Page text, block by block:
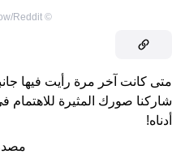
©
Reddit
متى كانت آخر مرة رأيت فيها
شاركنا صورك المثيرة للاهتمام
أدناه!